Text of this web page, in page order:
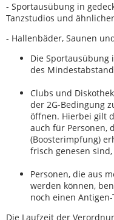
- Sportausübung in
Tanzstudios und
- Hallenbäder, Saunen
Die Sportausübung
des
Clubs und
der 2G-Bedingung
öffnen. Hierbei gilt
auch für Personen,
(Boosterimpfung)
frisch genesen
Personen, die aus
werden können,
noch einen Antigen-
Die Laufzeit der